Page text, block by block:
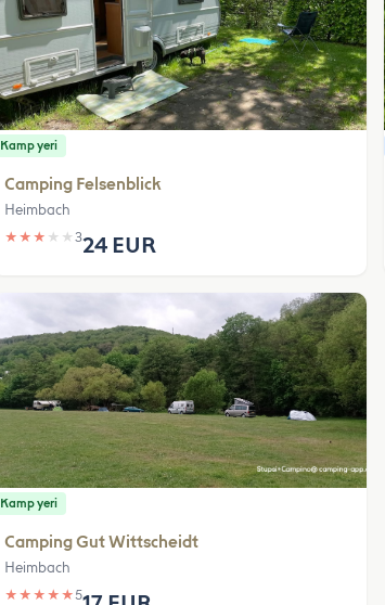
Kamp yeri
Camping Felsenblick
Heimbach
★ ★ ★ ★ ★324 EUR
Kamp yeri
Camping Gut Wittscheidt
Heimbach
★ ★ ★ ★ ★5